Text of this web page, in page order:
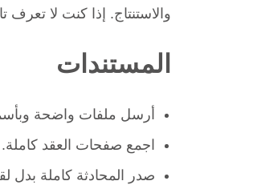
والاستنتاج. إذا كنت لا تعرف
المستندات
أرسل ملفات واضحة
اجمع صفحات العقد كاملة.
صدر المحادثة كاملة بدل